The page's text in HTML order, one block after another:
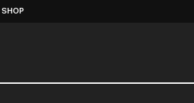
SHOP